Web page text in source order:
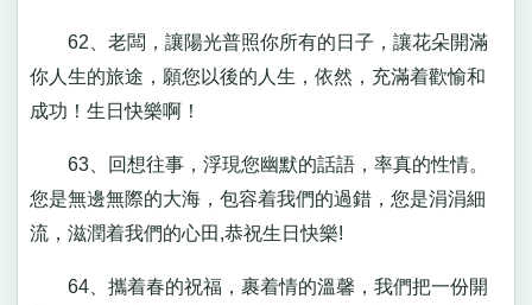
62、老闆，讓陽光普照你所有的日子，讓花朵開滿
你人生的旅途，願您以後的人生，依然，充滿着歡愉和
成功！生日快樂啊！
63、回想往事，浮現您幽默的話語，率真的性情。
您是無邊無際的大海，包容着我們的過錯，您是涓涓細
流，滋潤着我們的心田,恭祝生日快樂!
64、攜着春的祝福，裹着情的溫馨，我們把一份開